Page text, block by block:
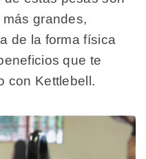
grandes,
de la forma física
que te
con Kettlebell.